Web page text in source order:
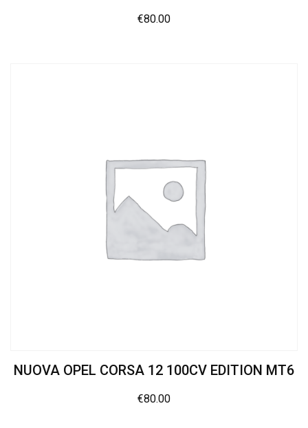
€80.00
NUOVA OPEL CORSA 12 100CV EDITION MT6
€80.00